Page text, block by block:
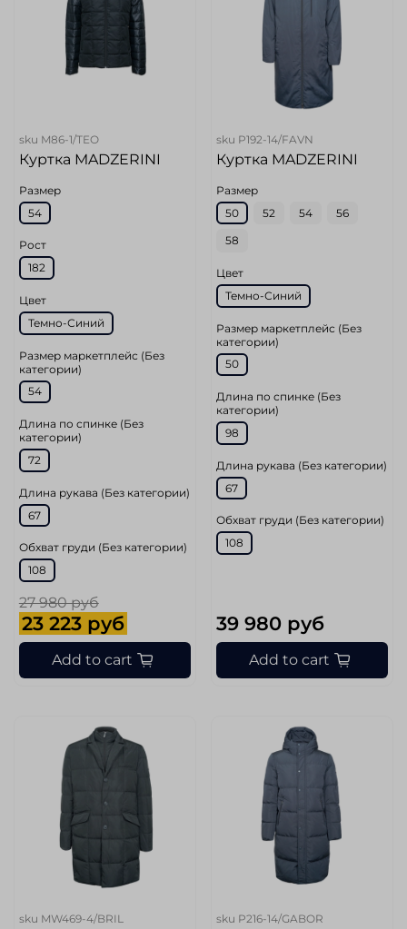
sku M86-1/TEO
Куртка MADZERINI
Размер
54
Рост
182
Цвет
Темно-Синий
Размер маркетплейс (Без
категории)
54
Длина по спинке (Без
категории)
72
Длина рукава (Без категории)
67
Обхват груди (Без категории)
108
27 980 руб
23 223 руб
Add to cart
sku P192-14/FAVN
Куртка MADZERINI
Размер
50
52 54 56
58
Цвет
Темно-Синий
Размер маркетплейс (Без
категории)
50
Длина по спинке (Без
категории)
98
Длина рукава (Без категории)
67
Обхват груди (Без категории)
108
39 980 руб
Add to cart
sku MW469-4/BRIL sku P216-14/GABOR